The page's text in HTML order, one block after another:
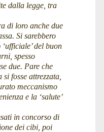
dalla legge, tra
di loro anche due
Si sarebbero
del buon
spesso
due. Pare che
fosse attrezzata,
meccanismo
e la ‘salute’
in concorso di
dei cibi, poi